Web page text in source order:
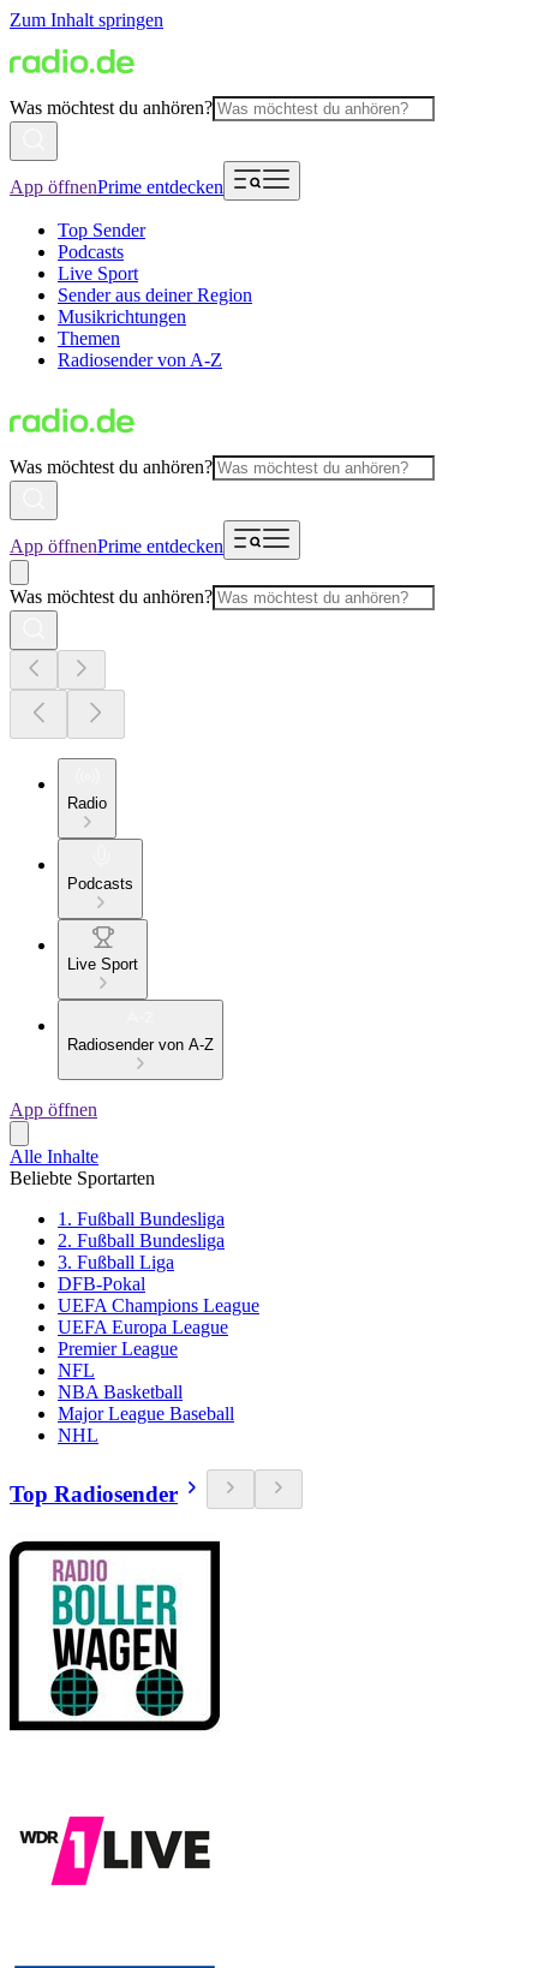
Zum Inhalt springen
Was möchtest du anhören?
App öffnenPrime entdecken
Top Sender
Podcasts
Live Sport
Sender aus deiner Region
Musikrichtungen
Themen
Radiosender von A-Z
Was möchtest du anhören?
App öffnenPrime entdecken
Was möchtest du anhören?
Radio
Podcasts
Live Sport
Radiosender von A-Z
App öffnen
Alle Inhalte
Beliebte Sportarten
1. Fußball Bundesliga
2. Fußball Bundesliga
3. Fußball Liga
DFB-Pokal
UEFA Champions League
UEFA Europa League
Premier League
NFL
NBA Basketball
Major League Baseball
NHL
Top Radiosender